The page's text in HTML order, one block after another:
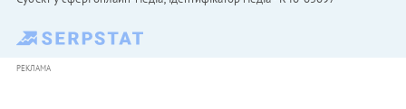
РЕКЛАМА